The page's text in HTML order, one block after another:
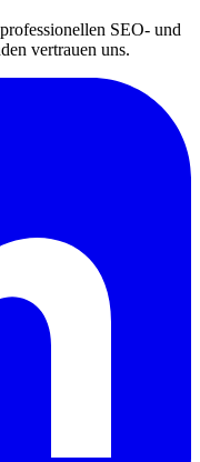
SEO- und
vertrauen uns.